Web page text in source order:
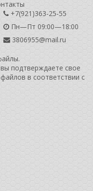
+7(921)363-25-55
Пн—Пт 09:00—18:00
3806955@mail.ru
подтверждаете свое
в соответствии с